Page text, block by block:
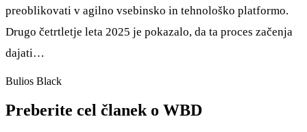
preoblikovati v agilno vsebinsko in tehnološko platformo.
Drugo četrtletje leta 2025 je pokazalo, da ta proces začenja
dajati…
Bulios Black
Preberite cel članek o WBD